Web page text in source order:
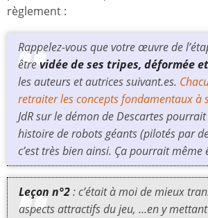
règlement :
Rappelez-vous que votre œuvre de
êtrevidée de ses tripes, déformée
les auteurs et autrices suivant.es.
retraiter les concepts fondamentaux à
JdR sur le démon de Descartes
histoire de robots géants (pilotés par
c’est très bien ainsi. Ça pourrait même
Leçon n°2: c’était à moi de mieux
aspects attractifs du jeu, …en y